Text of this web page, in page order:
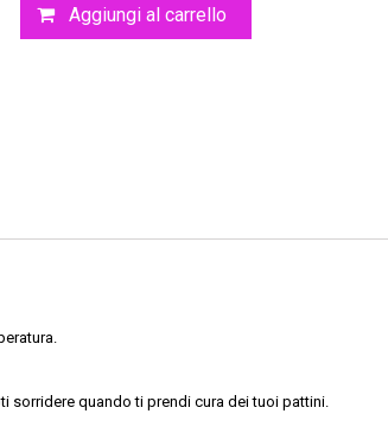
Aggiungi al carrello
quando ti prendi cura dei tuoi pattini.